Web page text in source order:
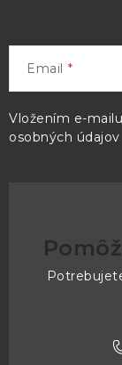
Email
Vložením e-
osobných údajov